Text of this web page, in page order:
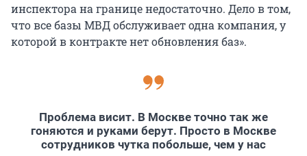
инспектора на границе недостаточно. Дело в том,
что все базы МВД обслуживает одна компания, у
которой в контракте нет обновления баз».
Проблема висит. В Москве точно так же
гоняются и руками берут. Просто в Москве
сотрудников чутка побольше, чем у нас